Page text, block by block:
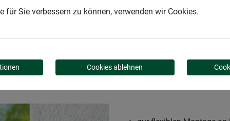
- 1 X
für Sie verbessern zu können, verwenden wir Cookies.
Cookies ablehnen